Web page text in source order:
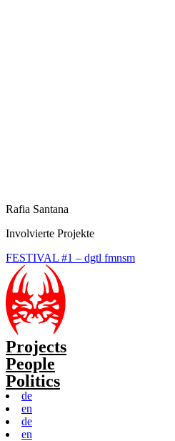
Rafia Santana
Involvierte Projekte
FESTIVAL #1 – dgtl fmnsm
Projects
People
Politics
de
en
de
en